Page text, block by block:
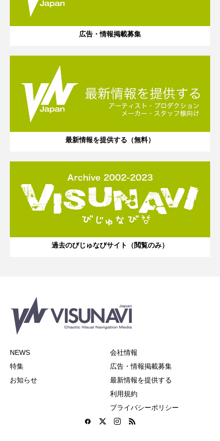
広告・情報掲載募集
最新情報を提供する（無料）
過去のびじゅなびサイト（閲覧のみ）
NEWS
特集
お知らせ
会社情報
広告・情報掲載募集
最新情報を提供する
利用規約
プライバシーポリシー